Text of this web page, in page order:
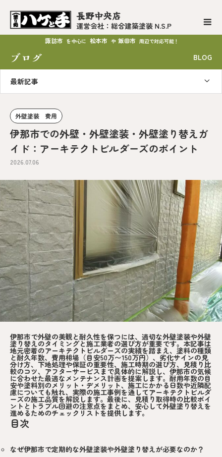
長野中央店
運営会社：総合建築塗装 N.S.P
諏訪市 を中心に 松本市 や 飯田市 周辺で対応可能！
ブログ BLOG
最新記事
外壁塗装 費用
伊那市での外壁・外壁塗装・外壁塗り替えガ
イド：アーキテクトビルダーズのポイント
2026.07.06
伊那市で外壁の美観と耐久性を保つには、適切な外壁塗装や外壁
塗り替えのタイミングと施工業者の選び方が重要です。本記事は
地元密着のアーキテクトビルダーズの実績を踏まえ、塗料の種類
と耐久年数、費用相場（目安50万〜150万円）、劣化サインの見
分け方、下地処理や保証の重要性、施工時期の選び方、見積り比
較のコツ、アフターサービスまで具体的に解説し、伊那市の気候
に合わせた最適なメンテナンス計画を提案します。耐用年数の目
安や塗料別のメリット・デメリット、施工にかかる日数や近隣配
慮についても触れ、実際の施工事例を通してアーキテクトビルダ
ーズの施工品質を解説します。最後に、見積り取得時の比較ポイ
ントとトラブル回避の注意点をまとめ、安心して外壁塗り替えを
進めるためのチェックリストを提供します。
目次
なぜ伊那市で定期的な外壁塗装や外壁塗り替えが必要なのか？